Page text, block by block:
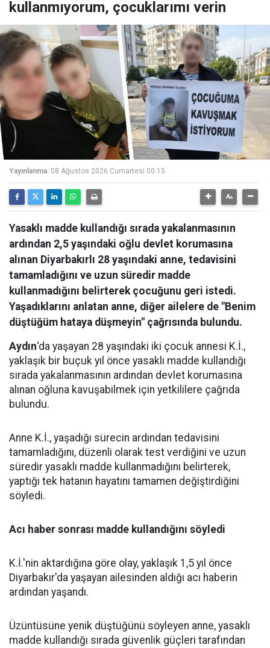
kullanmıyorum, çocuklarımı verin
Yayınlanma: 08 Ağustos 2026 Cumartesi 00:15
Yasaklı madde kullandığı sırada yakalanmasının
ardından 2,5 yaşındaki oğlu devlet korumasına
alınan Diyarbakırlı 28 yaşındaki anne, tedavisini
tamamladığını ve uzun süredir madde
kullanmadığını belirterek çocuğunu geri istedi.
Yaşadıklarını anlatan anne, diğer ailelere de "Benim
düştüğüm hataya düşmeyin" çağrısında bulundu.
Aydın'da yaşayan 28 yaşındaki iki çocuk annesi K.İ.,
yaklaşık bir buçuk yıl önce yasaklı madde kullandığı
sırada yakalanmasının ardından devlet korumasına
alınan oğluna kavuşabilmek için yetkililere çağrıda
bulundu.
Anne K.İ., yaşadığı sürecin ardından tedavisini
tamamladığını, düzenli olarak test verdiğini ve uzun
süredir yasaklı madde kullanmadığını belirterek,
yaptığı tek hatanın hayatını tamamen değiştirdiğini
söyledi.
Acı haber sonrası madde kullandığını söyledi
K.İ.'nin aktardığına göre olay, yaklaşık 1,5 yıl önce
Diyarbakır'da yaşayan ailesinden aldığı acı haberin
ardından yaşandı.
Üzüntüsüne yenik düştüğünü söyleyen anne, yasaklı
madde kullandığı sırada güvenlik güçleri tarafından